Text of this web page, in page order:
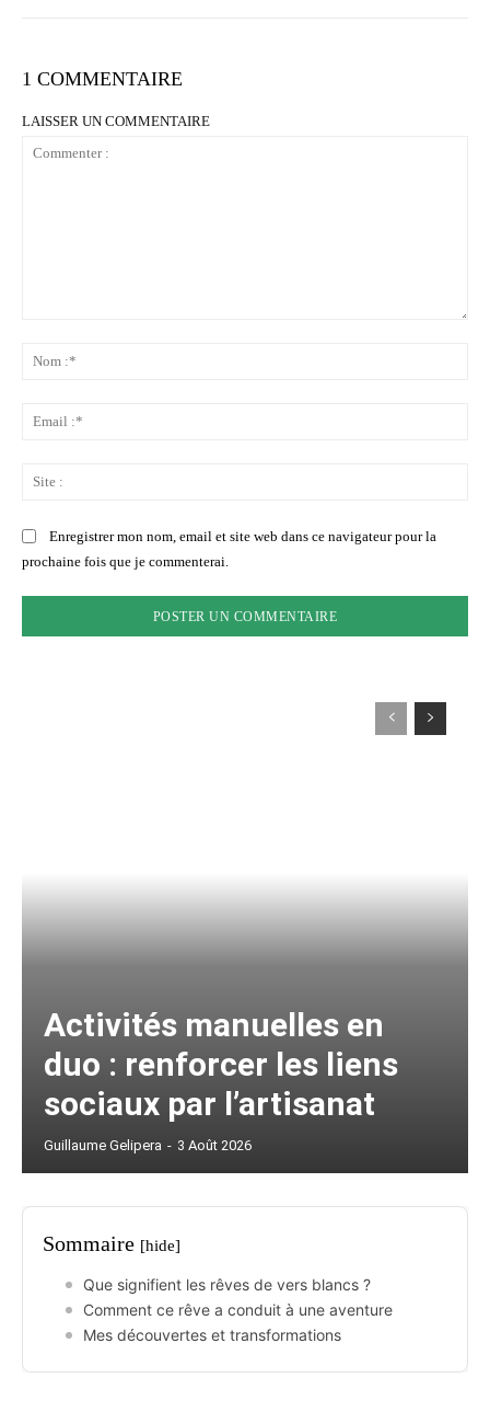
1 COMMENTAIRE
LAISSER UN COMMENTAIRE
Enregistrer mon nom, email et site web dans ce navigateur pour la
prochaine fois que je commenterai.
Activités manuelles en
duo : renforcer les liens
sociaux par l’artisanat
Guillaume Gelipera - 3 Août 2026
Sommaire [hide]
Que signifient les rêves de vers blancs ?
Comment ce rêve a conduit à une aventure
Mes découvertes et transformations